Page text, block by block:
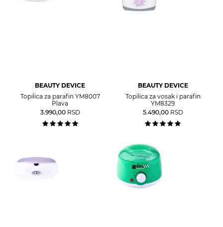
BEAUTY DEVICE
Topilica za parafin YM8007
Plava
3.990,00 RSD
BEAUTY DEVICE
Topilica za vosak i parafin
YM8329
5.490,00 RSD